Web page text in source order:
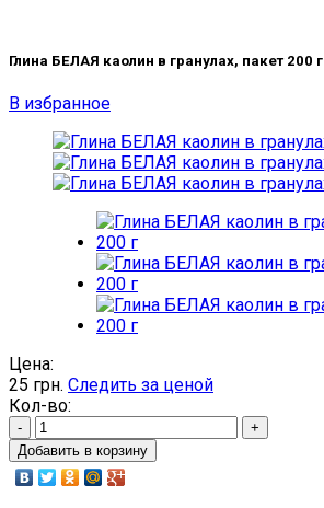
Глина БЕЛАЯ каолин в гранулах, пакет 200 г
В избранное
Цена:
25 грн. Следить за ценой
Кол-во:
-
+
Добавить в корзину